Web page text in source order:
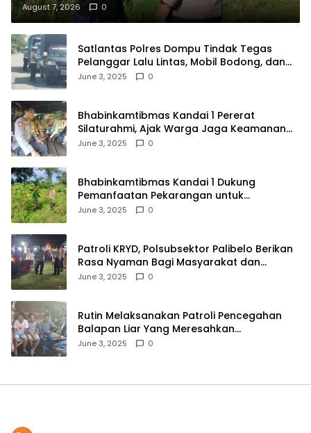
August 7, 2026 0
Satlantas Polres Dompu Tindak Tegas
Pelanggar Lalu Lintas, Mobil Bodong, dan
Kendaraan Tak Bayar Pajak
June 3, 2025 0
Bhabinkamtibmas Kandai 1 Pererat
Silaturahmi, Ajak Warga Jaga Keamanan
Lingkungan
June 3, 2025 0
Bhabinkamtibmas Kandai 1 Dukung
Pemanfaatan Pekarangan untuk
Ketahanan Pangan Menuju Indonesia Emas
June 3, 2025 0
Patroli KRYD, Polsubsektor Palibelo Berikan
Rasa Nyaman Bagi Masyarakat dan
Antisipasi Aksi Menjurus Premanisme
June 3, 2025 0
Rutin Melaksanakan Patroli Pencegahan
Balapan Liar Yang Meresahkan
Masyarakat, Polsek Soromandi
June 3, 2025 0